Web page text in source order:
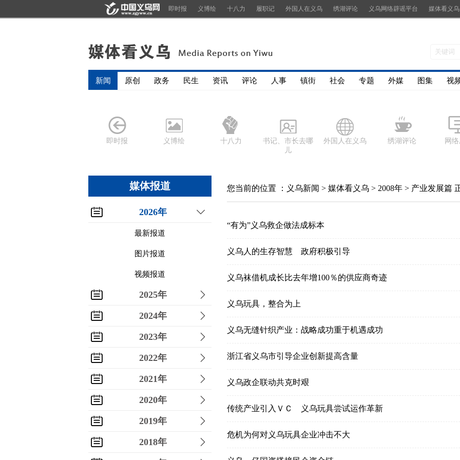
即时报 义博绘 十八力 履职记 外国人在义乌 绣湖评论 义乌网络辟谣平台 媒体看义乌
新闻 原创 政务 民生 资讯 评论 人事 镇街 社会 专题 外媒 图集 视
即时报 义博绘 十八力
书记、市长去哪
儿
外国人在义乌 绣湖评论 网
媒体报道
2026年
最新报道
图片报道
视频报道
2025年
2024年
2023年
2022年
2021年
2020年
2019年
2018年
您当前的位置 ： 义乌新闻 > 媒体看义乌 > 2008年 > 产业发展篇
“有为”义乌救企做法成标本
义乌人的生存智慧 政府积极引导
义乌袜借机成长比去年增100％的供应商奇迹
义乌玩具，整合为上
义乌无缝针织产业：战略成功重于机遇成功
浙江省义乌市引导企业创新提高含量
义乌政企联动共克时艰
传统产业引入ＶＣ 义乌玩具尝试运作革新
危机为何对义乌玩具企业冲击不大